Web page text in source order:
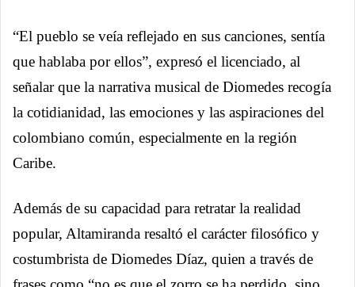
“El pueblo se veía reflejado en sus canciones, sentía
que hablaba por ellos”, expresó el licenciado, al
señalar que la narrativa musical de Diomedes recogía
la cotidianidad, las emociones y las aspiraciones del
colombiano común, especialmente en la región
Caribe.
Además de su capacidad para retratar la realidad
popular, Altamiranda resaltó el carácter filosófico y
costumbrista de Diomedes Díaz, quien a través de